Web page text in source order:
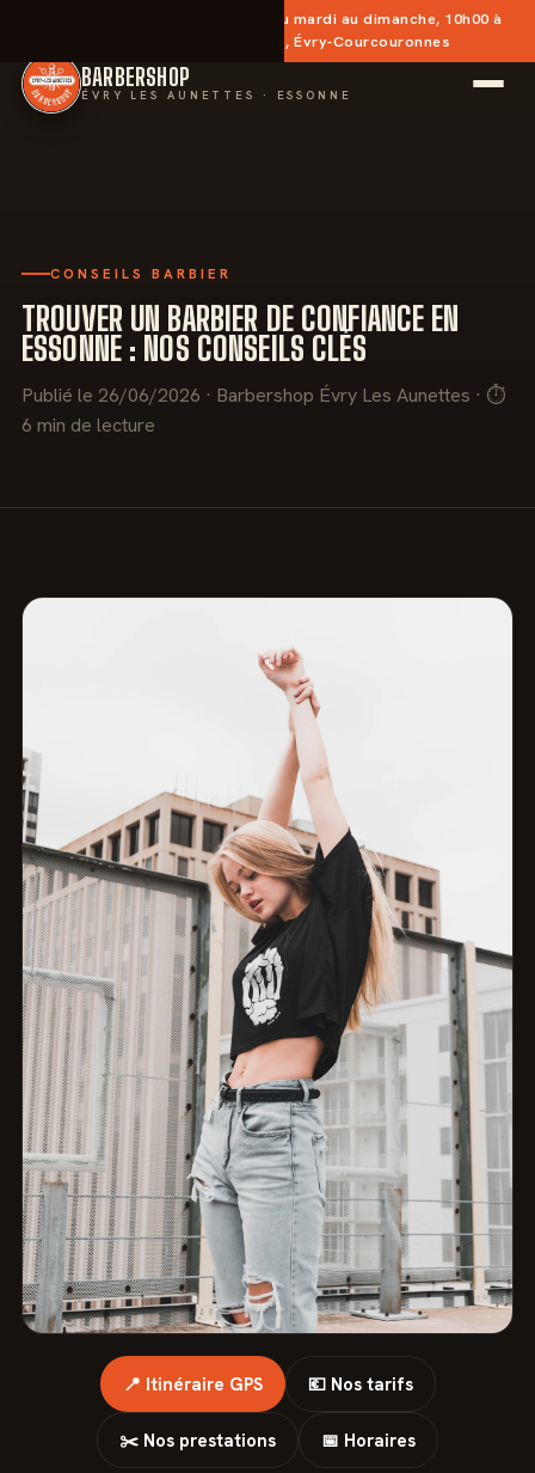
— Ouvert du mardi au dimanche, 10h00 à
20h30 · Place des Aunettes, Évry-Courcouronnes
BARBERSHOP
ÉVRY LES AUNETTES · ESSONNE
CONSEILS BARBIER
TROUVER UN BARBIER DE CONFIANCE EN
ESSONNE : NOS CONSEILS CLÉS
Publié le 26/06/2026 · Barbershop Évry Les Aunettes · ⏱
6 min de lecture
📍 Itinéraire GPS 💶 Nos tarifs
✂️ Nos prestations 📅 Horaires